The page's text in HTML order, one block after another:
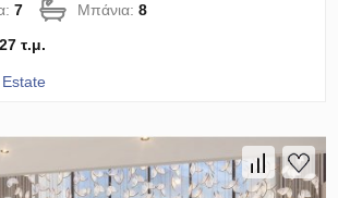
7 Μπάνια:8
τ.μ.